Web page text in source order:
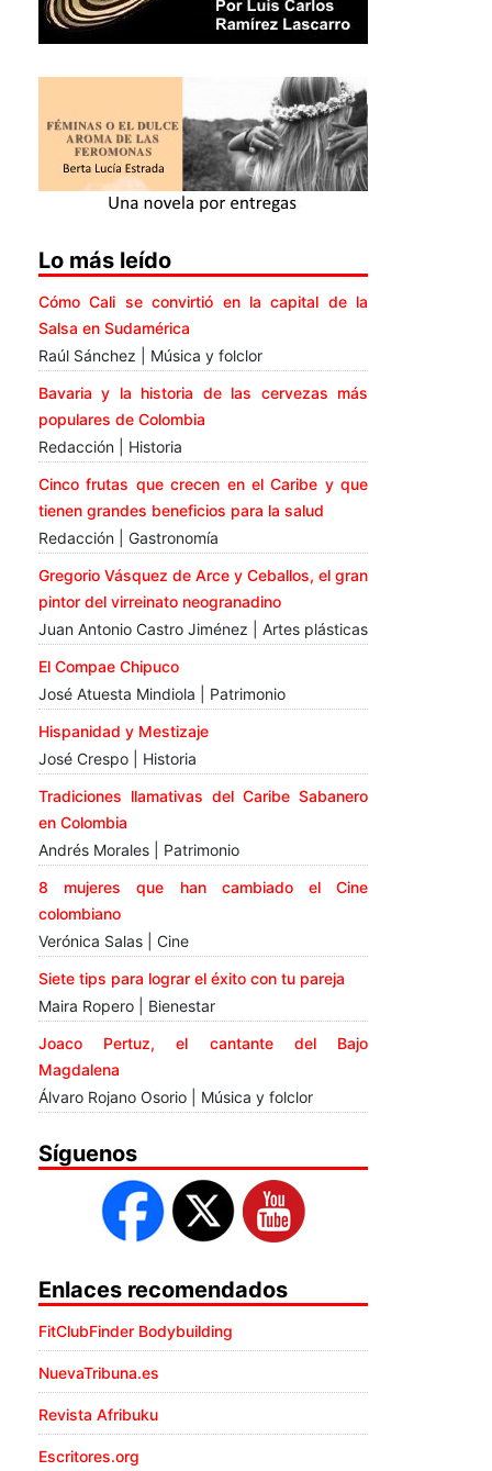
Lo más leído
Cómo Cali se convirtió en la capital de la
Salsa en Sudamérica
Raúl Sánchez | Música y folclor
Bavaria y la historia de las cervezas más
populares de Colombia
Redacción | Historia
Cinco frutas que crecen en el Caribe y que
tienen grandes beneficios para la salud
Redacción | Gastronomía
Gregorio Vásquez de Arce y Ceballos, el gran
pintor del virreinato neogranadino
Juan Antonio Castro Jiménez | Artes plásticas
El Compae Chipuco
José Atuesta Mindiola | Patrimonio
Hispanidad y Mestizaje
José Crespo | Historia
Tradiciones llamativas del Caribe Sabanero
en Colombia
Andrés Morales | Patrimonio
8 mujeres que han cambiado el Cine
colombiano
Verónica Salas | Cine
Siete tips para lograr el éxito con tu pareja
Maira Ropero | Bienestar
Joaco Pertuz, el cantante del Bajo
Magdalena
Álvaro Rojano Osorio | Música y folclor
Síguenos
Enlaces recomendados
FitClubFinder Bodybuilding
NuevaTribuna.es
Revista Afribuku
Escritores.org